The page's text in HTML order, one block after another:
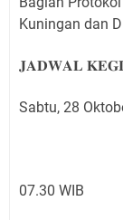
Kuningan dan
𝐉𝐀𝐃𝐖𝐀𝐋
Sabtu, 28
07.30 WIB